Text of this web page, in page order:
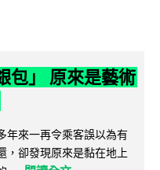
包」 原來是藝術
年來一再令乘客誤以為有
，卻發現原來是黏在地上